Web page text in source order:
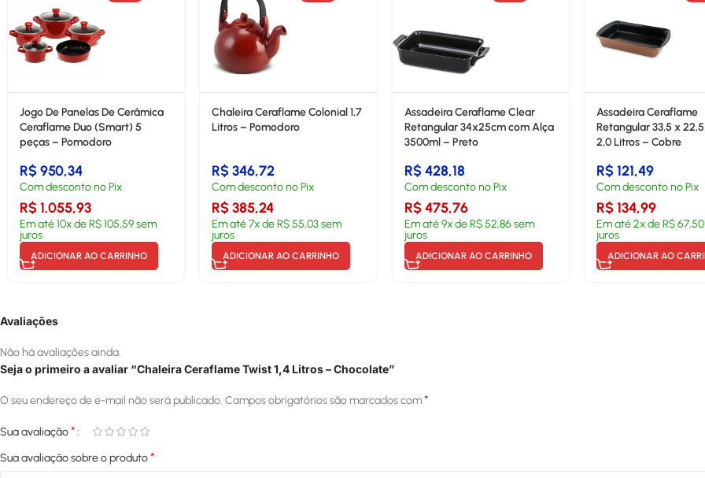
Jogo De Panelas De Cerâmica
Ceraflame Duo (Smart) 5
peças – Pomodoro
R$950,34
Com desconto no Pix
R$1.055,93
Em até10x deR$105,59sem
juros
ADICIONAR AO CARRINHO
Chaleira Ceraflame Colonial 1,7
Litros – Pomodoro
R$346,72
Com desconto no Pix
R$385,24
Em até7x deR$55,03sem
juros
ADICIONAR AO CARRINHO
Assadeira Ceraflame Clear
Retangular 34x25cm com Alça
3500ml – Preto
R$428,18
Com desconto no Pix
R$475,76
Em até9x deR$52,86 sem
juros
ADICIONAR AO CARRINHO
Assadeira Ceraflame
Retangular 33,5 x
2,0 Litros – Cobre
R$121,49
Com desconto no Pix
R$134,99
Em até2x deR$67,50
juros
ADICIONAR AO
Avaliações
Não há avaliações ainda.
Seja o primeiro a avaliar “Chaleira Ceraflame Twist 1,4 Litros – Chocolate”
O seu endereço de e-mail não será publicado. Campos obrigatórios são marcados com*
Sua avaliação*
Sua avaliação sobre o produto*